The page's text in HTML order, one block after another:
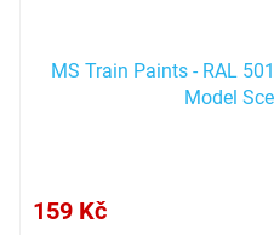
MS Train Paints - RAL
Model
159 Kč